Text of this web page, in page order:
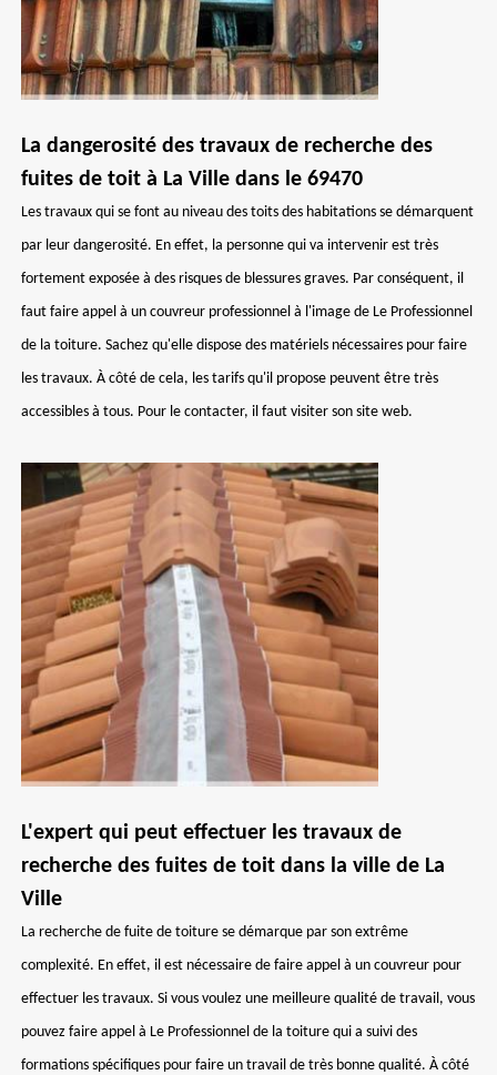
La dangerosité des travaux de recherche des
fuites de toit à La Ville dans le 69470
Les travaux qui se font au niveau des toits des habitations se démarquent
par leur dangerosité. En effet, la personne qui va intervenir est très
fortement exposée à des risques de blessures graves. Par conséquent, il
faut faire appel à un couvreur professionnel à l'image de Le Professionnel
de la toiture. Sachez qu'elle dispose des matériels nécessaires pour faire
les travaux. À côté de cela, les tarifs qu'il propose peuvent être très
accessibles à tous. Pour le contacter, il faut visiter son site web.
L'expert qui peut effectuer les travaux de
recherche des fuites de toit dans la ville de La
Ville
La recherche de fuite de toiture se démarque par son extrême
complexité. En effet, il est nécessaire de faire appel à un couvreur pour
effectuer les travaux. Si vous voulez une meilleure qualité de travail, vous
pouvez faire appel à Le Professionnel de la toiture qui a suivi des
formations spécifiques pour faire un travail de très bonne qualité. À côté